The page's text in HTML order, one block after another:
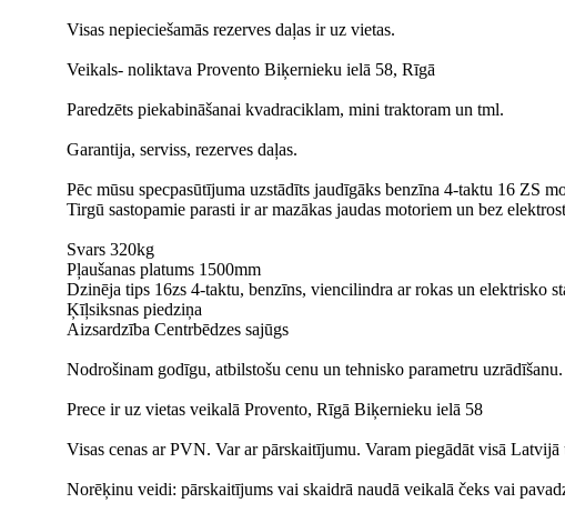
Visas nepieciešamās rezerves daļas ir uz vietas.
Veikals- noliktava Provento Biķernieku ielā 58, Rīgā
Paredzēts piekabināšanai kvadraciklam, mini traktoram un tml.
Garantija, serviss, rezerves daļas.
Pēc mūsu specpasūtījuma uzstādīts jaudīgāks benzīna 4-taktu 16 ZS
Tirgū sastopamie parasti ir ar mazākas jaudas motoriem un bez
Svars 320kg
Pļaušanas platums 1500mm
Dzinēja tips 16zs 4-taktu, benzīns, viencilindra ar rokas un elektrisko
Ķīļsiksnas piedziņa
Aizsardzība Centrbēdzes sajūgs
Nodrošinam godīgu, atbilstošu cenu un tehnisko parametru uzrādīšanu.
Prece ir uz vietas veikalā Provento, Rīgā Biķernieku ielā 58
Visas cenas ar PVN. Var ar pārskaitījumu. Varam piegādāt visā Latvijā
Norēķinu veidi: pārskaitījums vai skaidrā naudā veikalā čeks vai